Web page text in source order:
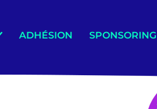
ADHÉSION SPONSORING